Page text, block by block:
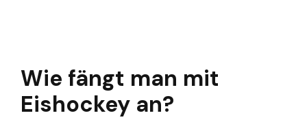
Wie fängt man mit
Eishockey an?